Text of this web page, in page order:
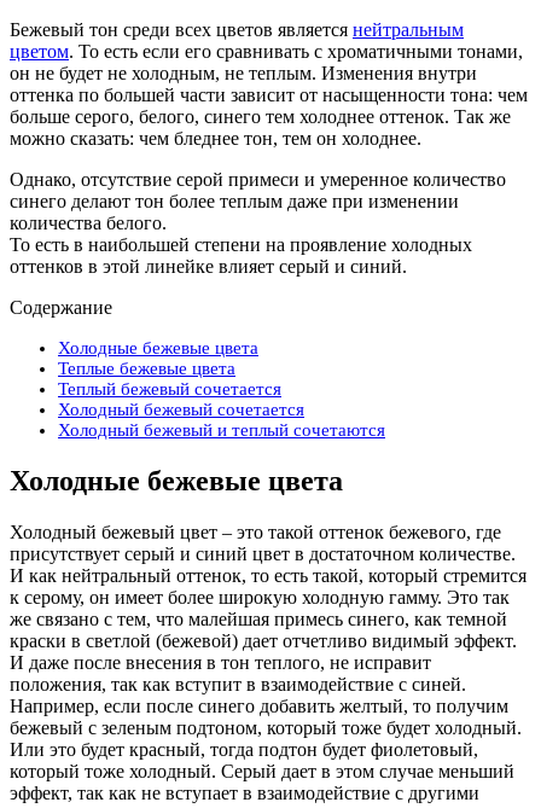
Бежевый тон среди всех цветов является нейтральным
цветом. То есть если его сравнивать с хроматичными тонами,
он не будет не холодным, не теплым. Изменения внутри
оттенка по большей части зависит от насыщенности тона: чем
больше серого, белого, синего тем холоднее оттенок. Так же
можно сказать: чем бледнее тон, тем он холоднее.
Однако, отсутствие серой примеси и умеренное количество
синего делают тон более теплым даже при изменении
количества белого.
То есть в наибольшей степени на проявление холодных
оттенков в этой линейке влияет серый и синий.
Содержание
Холодные бежевые цвета
Теплые бежевые цвета
Теплый бежевый сочетается
Холодный бежевый сочетается
Холодный бежевый и теплый сочетаются
Холодные бежевые цвета
Холодный бежевый цвет – это такой оттенок бежевого, где
присутствует серый и синий цвет в достаточном количестве.
И как нейтральный оттенок, то есть такой, который стремится
к серому, он имеет более широкую холодную гамму. Это так
же связано с тем, что малейшая примесь синего, как темной
краски в светлой (бежевой) дает отчетливо видимый эффект.
И даже после внесения в тон теплого, не исправит
положения, так как вступит в взаимодействие с синей.
Например, если после синего добавить желтый, то получим
бежевый с зеленым подтоном, который тоже будет холодный.
Или это будет красный, тогда подтон будет фиолетовый,
который тоже холодный. Серый дает в этом случае меньший
эффект, так как не вступает в взаимодействие с другими